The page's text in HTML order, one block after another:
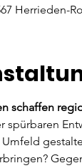
Herrieden-
schaffen
spürbaren